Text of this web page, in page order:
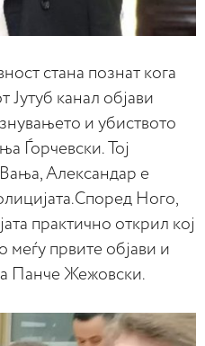
стана познат кога
Јутуб канал објави
и убиството
Ѓорчевски. Тој
Александар е
Ного,
практично открил кој
меѓу првите објави и
Панче Жежовски.